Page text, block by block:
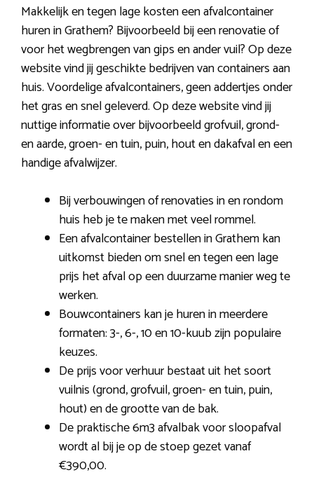
Makkelijk en tegen lage kosten een afvalcontainer
huren in Grathem? Bijvoorbeeld bij een renovatie of
voor het wegbrengen van gips en ander vuil? Op deze
website vind jij geschikte bedrijven van containers aan
huis. Voordelige afvalcontainers, geen addertjes onder
het gras en snel geleverd. Op deze website vind jij
nuttige informatie over bijvoorbeeld grofvuil, grond-
en aarde, groen- en tuin, puin, hout en dakafval en een
handige afvalwijzer.
Bij verbouwingen of renovaties in en rondom
huis heb je te maken met veel rommel.
Een afvalcontainer bestellen in Grathem kan
uitkomst bieden om snel en tegen een lage
prijs het afval op een duurzame manier weg te
werken.
Bouwcontainers kan je huren in meerdere
formaten: 3-, 6-, 10 en 10-kuub zijn populaire
keuzes.
De prijs voor verhuur bestaat uit het soort
vuilnis (grond, grofvuil, groen- en tuin, puin,
hout) en de grootte van de bak.
De praktische 6m3 afvalbak voor sloopafval
wordt al bij je op de stoep gezet vanaf
€390,00.